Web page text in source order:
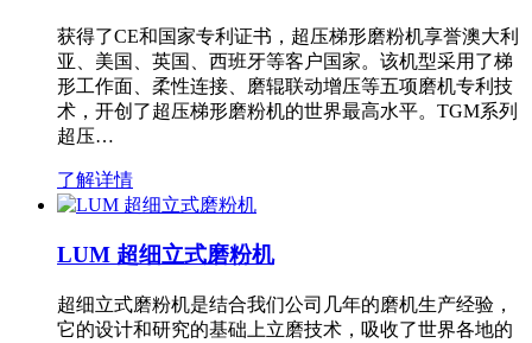
获得了CE和国家专利证书，超压梯形磨粉机享誉澳大利
亚、美国、英国、西班牙等客户国家。该机型采用了梯
形工作面、柔性连接、磨辊联动增压等五项磨机专利技
术，开创了超压梯形磨粉机的世界最高水平。TGM系列
超压…
了解详情
LUM 超细立式磨粉机
超细立式磨粉机是结合我们公司几年的磨机生产经验，
它的设计和研究的基础上立磨技术，吸收了世界各地的